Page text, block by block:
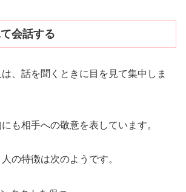
会話する
、話を聞くときに目を見て集中しま
も相手への敬意を表しています。
の特徴は次のようです。